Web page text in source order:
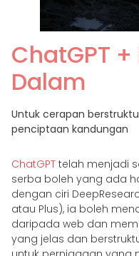
ChatGPT
Dalam
Untuk cerapan
penciptaan kandungan
ChatGPT telah menjadi
serba boleh yang ada
dengan ciri
atau Plus), ia boleh
daripada web dan
yang jelas dan